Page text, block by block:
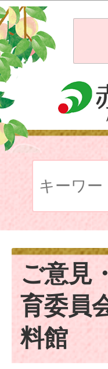
ご意見
育委員
料館